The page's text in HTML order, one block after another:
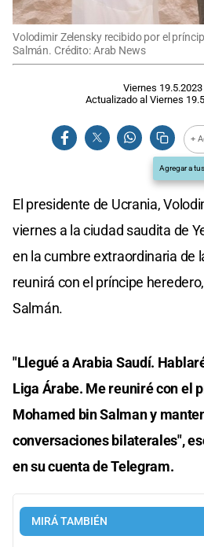
Volodimir Zelensky recibido por el
Salmán. Crédito: Arab News
Viernes 19.5.2023
Actualizado al Viernes
+
Agregar a
El presidente de Ucrania,
viernes a la ciudad saudita de
en la cumbre extraordinaria de
reunirá con el príncipe
Salmán.
"Llegué a Arabia Saudí.
Liga Árabe. Me reuniré con el
Mohamed bin Salman y
conversaciones bilaterales",
en su cuenta de Telegram.
MIRÁ TAMBIÉN